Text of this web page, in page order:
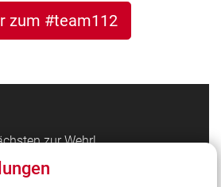
zum #team112
zur Wehr!